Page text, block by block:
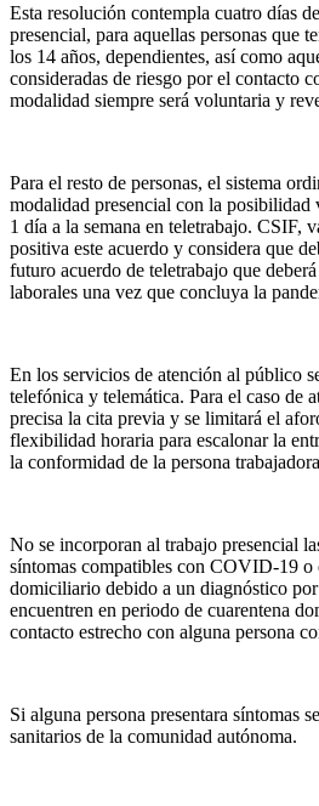
Esta resolución contempla cuatro días
presencial, para aquellas personas que
los 14 años, dependientes, así como
consideradas de riesgo por el contacto
modalidad siempre será voluntaria y
Para el resto de personas, el sistema
modalidad presencial con la
1 día a la semana en teletrabajo. CSIF,
positiva este acuerdo y considera que
futuro acuerdo de teletrabajo que
laborales una vez que concluya la
En los servicios de atención al público
telefónica y telemática. Para el caso de
precisa la cita previa y se limitará el
flexibilidad horaria para escalonar la
la conformidad de la persona
No se incorporan al trabajo presencial
síntomas compatibles con COVID-19 o
domiciliario debido a un diagnóstico
encuentren en periodo de cuarentena
contacto estrecho con alguna persona
Si alguna persona presentara síntomas
sanitarios de la comunidad autónoma.